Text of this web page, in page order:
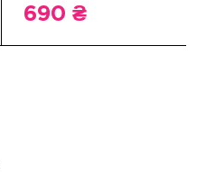
690 ₴